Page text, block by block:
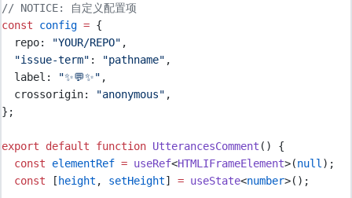
// NOTICE: 自定义配置项
const
config = {
repo: "YOUR/REPO" ,
"issue-term" : "pathname" ,
label : "✨💬✨" ,
crossorigin: "anonymous" ,
};
export default function UtterancesComment ()
{
const
elementRef = useRef<HTMLIFrameElement>(null ) ;
const
[ height , setHeight] = useState<number>() ;